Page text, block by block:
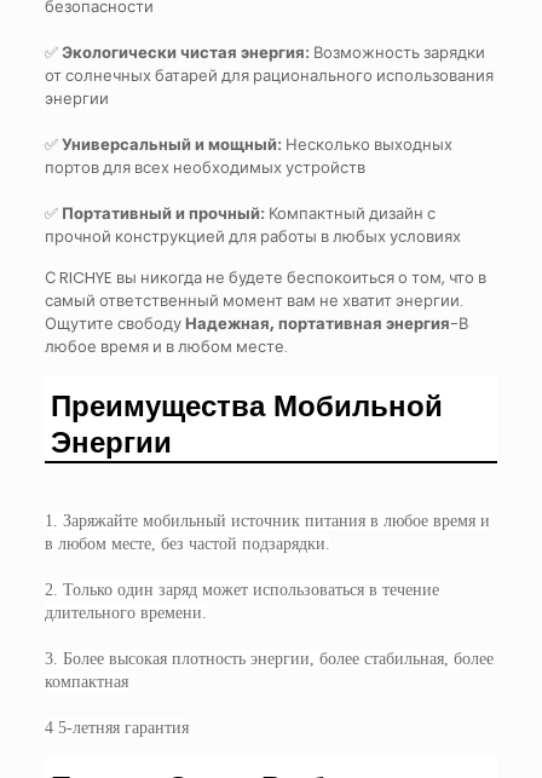
безопасности
✅Экологически чистая энергия: Возможность зарядки
от солнечных батарей для рационального использования
энергии
✅Универсальный и мощный: Несколько выходных
портов для всех необходимых устройств
✅ Портативный и прочный: Компактный дизайн с
прочной конструкцией для работы в любых условиях
С RICHYE вы никогда не будете беспокоиться о том, что в
самый ответственный момент вам не хватит энергии.
Ощутите свободуНадежная, портативная энергия-В
любое время и в любом месте.
Преимущества Мобильной
Энергии
1. Заряжайте мобильный источник питания в любое время и
в любом месте, без частой подзарядки.
2. Только один заряд может использоваться в течение
длительного времени.
3. Более высокая плотность энергии, более стабильная, более
компактная
4 5-летняя гарантия